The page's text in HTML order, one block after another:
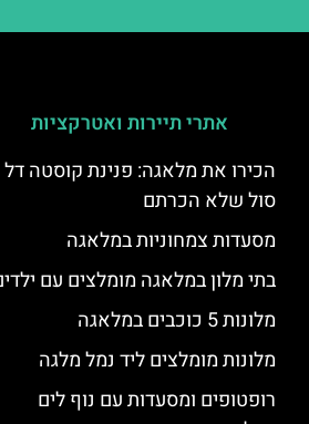
אתרי תיירות ואטרקציות
הכירו את מלאגה: פנינת קוסטה דל
סול שלא הכרתם
מסעדות צמחוניות במלאגה
בתי מלון במלאגה מומלצים עם
מלונות 5 כוכבים במלאגה
מלונות מומלצים ליד נמל מלגה
רופטופים ומסעדות עם נוף לים